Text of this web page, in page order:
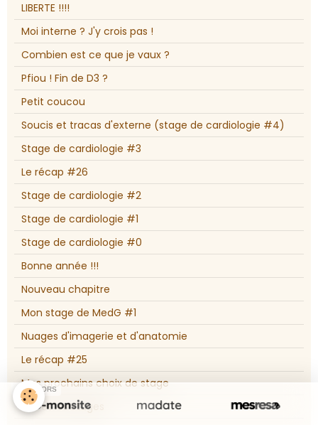
LIBERTE !!!!
Moi interne ? J'y crois pas !
Combien est ce que je vaux ?
Pfiou ! Fin de D3 ?
Petit coucou
Soucis et tracas d'externe (stage de cardiologie #4)
Stage de cardiologie #3
Le récap #26
Stage de cardiologie #2
Stage de cardiologie #1
Stage de cardiologie #0
Bonne année !!!
Nouveau chapitre
Mon stage de MedG #1
Nuages d'imagerie et d'anatomie
Le récap #25
Mes prochains choix de stage
Moi et les stages
SPONSORS